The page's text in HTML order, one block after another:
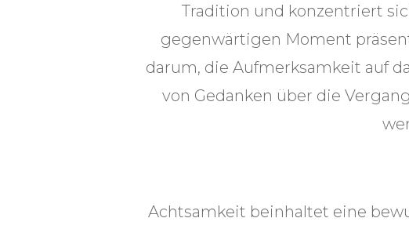
Tradition und konzentriert
gegenwärtigen Moment
darum, die Aufmerksamkeit auf
von Gedanken über die
Achtsamkeit beinhaltet eine